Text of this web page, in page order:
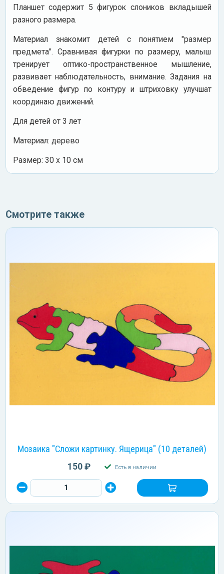
Планшет содержит 5 фигурок слоников вкладышей
разного размера.
Материал знакомит детей с понятием "размер
предмета". Сравнивая фигурки по размеру, малыш
тренирует оптико-пространственное мышление,
развивает наблюдательность, внимание. Задания на
обведение фигур по контуру и штриховку улучшат
координаю движений.
Для детей от 3 лет
Материал: дерево
Размер: 30 х 10 см
Смотрите также
Мозаика "Сложи картинку. Ящерица" (10 деталей)
150 ₽ Есть в наличии